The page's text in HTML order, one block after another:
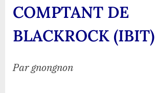
COMPTANT DE
BLACKROCK (IBIT)
Par gnongnon